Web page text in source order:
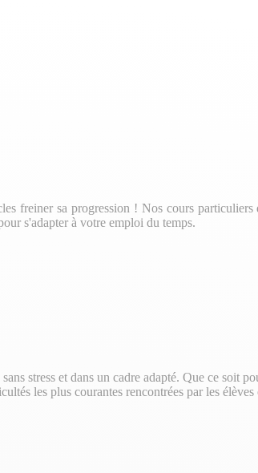
freiner sa progression ! Nos cours
s'adapter à votre emploi du temps.
stress et dans un cadre adapté. Que ce soit
les plus courantes rencontrées par les